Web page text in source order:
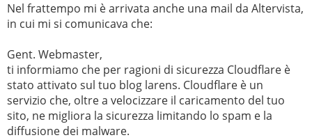
Nel frattempo mi è arrivata anche una mail da Altervista,
in cui mi si comunicava che:
Gent. Webmaster,
ti informiamo che per ragioni di sicurezza Cloudflare è
stato attivato sul tuo blog larens. Cloudflare è un
servizio che, oltre a velocizzare il caricamento del tuo
sito, ne migliora la sicurezza limitando lo spam e la
diffusione dei malware.